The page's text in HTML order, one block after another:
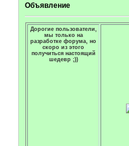
Объявление
Дорогие пользователи,
мы только на
разработке форума, но
скоро из этого
получиться настоящий
шедевр ;))